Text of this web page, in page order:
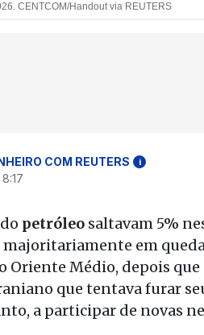
CENTCOM/Handout via REUTERS
COM REUTERS i
petróleo saltavam 5%
em
Oriente Médio, depois
que tentava furar
a participar de novas